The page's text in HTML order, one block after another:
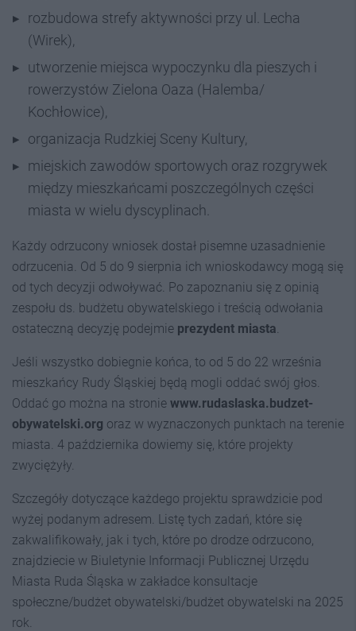
rozbudowa strefy aktywności przy ul. Lecha
(Wirek),
utworzenie miejsca wypoczynku dla pieszych i
rowerzystów Zielona Oaza (Halemba/
Kochłowice),
organizacja Rudzkiej Sceny Kultury,
miejskich zawodów sportowych oraz rozgrywek
między mieszkańcami poszczególnych części
miasta w wielu dyscyplinach.
Każdy odrzucony wniosek dostał pisemne uzasadnienie
odrzucenia. Od 5 do 9 sierpnia ich wnioskodawcy mogą się
od tych decyzji odwoływać. Po zapoznaniu się z opinią
zespołu ds. budżetu obywatelskiego i treścią odwołania
ostateczną decyzję podejmie prezydent miasta
Jeśli wszystko dobiegnie końca, to od 5 do 22 września
mieszkańcy Rudy Śląskiej będą mogli oddać swój głos.
Oddać go można na stronie www.rudaslaska.budzet-
obywatelski.org oraz w wyznaczonych punktach na terenie
miasta. 4 października dowiemy się, które projekty
zwyciężyły.
Szczegóły dotyczące każdego projektu sprawdzicie pod
wyżej podanym adresem. Listę tych zadań, które się
zakwalifikowały, jak i tych, które po drodze odrzucono,
znajdziecie w Biuletynie Informacji Publicznej Urzędu
Miasta Ruda Śląska w zakładce konsultacje
społeczne/budżet obywatelski/budżet obywatelski na 2025
rok.